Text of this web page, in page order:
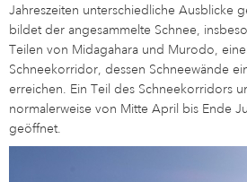
Jahreszeiten unterschiedliche Ausblicke
bildet der angesammelte Schnee,
Teilen von Midagahara und Murodo,
Schneekorridor, dessen Schneewände
erreichen. Ein Teil des Schneekorridors
normalerweise von Mitte April bis Ende
geöffnet.